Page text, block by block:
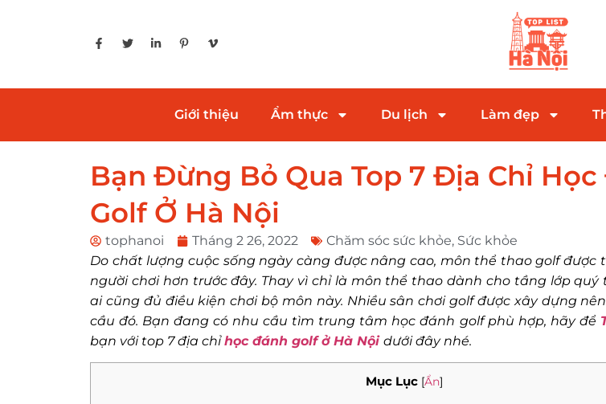
Giới thiệu Ẩm thực Du lịch Làm đẹp
Bạn Đừng Bỏ Qua Top 7 Địa Chỉ
Golf Ở Hà Nội
tophanoi Tháng 2 26, 2022 Chăm sóc sức khỏe, Sức khỏe
Do chất lượng cuộc sống ngày càng được nâng cao, môn thể thao golf được
người chơi hơn trước đây. Thay vì chỉ là môn thể thao dành cho tầng lớp quý
ai cũng đủ điều kiện chơi bộ môn này. Nhiều sân chơi golf được xây dựng
cầu đó. Bạn đang có nhu cầu tìm trung tâm học đánh golf phù hợp, hãy để
bạn với top 7 địa chỉhọc đánh golf ở Hà Nội dưới đây nhé.
Mục Lục [Ẩn]